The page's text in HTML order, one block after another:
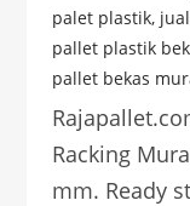
palet plastik,
pallet plastik
pallet bekas
Racking
mm. Ready